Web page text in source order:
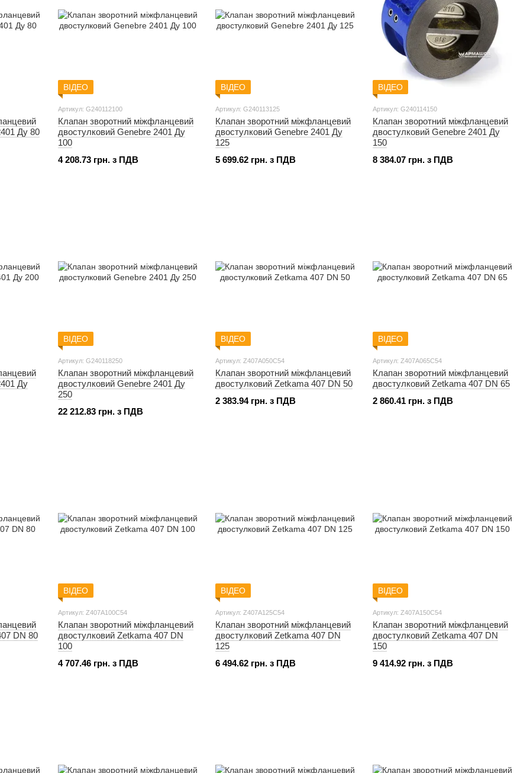
Ду 80
ВІДЕО
Артикул: G240112100
Клапан зворотний міжфланцевий
двостулковий Genebre 2401 Ду
100
4 208.73 грн. з ПДВ
ВІДЕО
Артикул: G240113125
Клапан зворотний міжфланцевий
двостулковий Genebre 2401 Ду
125
5 699.62 грн. з ПДВ
ВІДЕО
Артикул: G240114150
Клапан зворотний міжфланцевий
двостулковий Genebre 2401 Ду
150
8 384.07 грн. з ПДВ
Ду
ВІДЕО
Артикул: G240118250
Клапан зворотний міжфланцевий
двостулковий Genebre 2401 Ду
250
22 212.83 грн. з ПДВ
ВІДЕО
Артикул: Z407A050C54
Клапан зворотний міжфланцевий
двостулковий Zetkama 407 DN 50
2 383.94 грн. з ПДВ
ВІДЕО
Артикул: Z407A065C54
Клапан зворотний міжфланцевий
двостулковий Zetkama 407 DN 65
2 860.41 грн. з ПДВ
DN 80
ВІДЕО
Артикул: Z407A100C54
Клапан зворотний міжфланцевий
двостулковий Zetkama 407 DN
100
4 707.46 грн. з ПДВ
ВІДЕО
Артикул: Z407A125C54
Клапан зворотний міжфланцевий
двостулковий Zetkama 407 DN
125
6 494.62 грн. з ПДВ
ВІДЕО
Артикул: Z407A150C54
Клапан зворотний міжфланцевий
двостулковий Zetkama 407 DN
150
9 414.92 грн. з ПДВ